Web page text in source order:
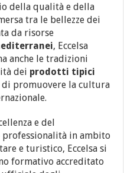
della qualità e della
tra le bellezze dei
da risorse
, Eccelsa
anche le tradizioni
dei prodotti tipici
di promuovere la cultura
e del
in ambito
e turistico, Eccelsa si
formativo accreditato